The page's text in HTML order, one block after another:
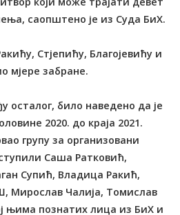
саопштено је из Суда БиХ.
Стјепићу, Благојевићу и
мјере забране.
осталог, било наведено да је
2020. до краја 2021.
групу за организовани
Саша Ратковић,
Супић, Владица Ракић,
Мирослав Чалија, Томислав
њима познатих лица из БиХ и